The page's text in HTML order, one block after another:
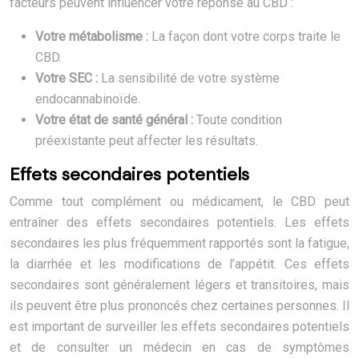
Votre métabolisme : La façon dont votre corps traite le
CBD.
Votre SEC : La sensibilité de votre système
endocannabinoïde.
Votre état de santé général : Toute condition
préexistante peut affecter les résultats.
Effets secondaires potentiels
Comme tout complément ou médicament, le CBD peut
entraîner des effets secondaires potentiels. Les effets
secondaires les plus fréquemment rapportés sont la fatigue,
la diarrhée et les modifications de l’appétit. Ces effets
secondaires sont généralement légers et transitoires, mais
ils peuvent être plus prononcés chez certaines personnes. Il
est important de surveiller les effets secondaires potentiels
et de consulter un médecin en cas de symptômes